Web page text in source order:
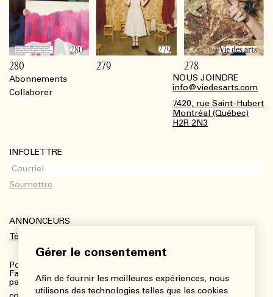
Gérer le consentement
Afin de fournir les meilleures expériences, nous
utilisons des technologies telles que les cookies
Abonnements
Collaborer
NOUS JOINDRE
info@viedesarts.com
7420, rue Saint-Hubert
Montréal (Québec)
H2R 2N3
INFOLETTRE
ANNONCEURS
Télécharger le kit média
Pour plus de renseignements :
Fanny Charbonneau, Responsable des communications,
partenariats et publicités
280 279 278